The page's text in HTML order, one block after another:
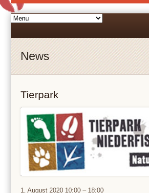
News
Tierpark
Tierpark
1. August 2020 10:00 – 18:00